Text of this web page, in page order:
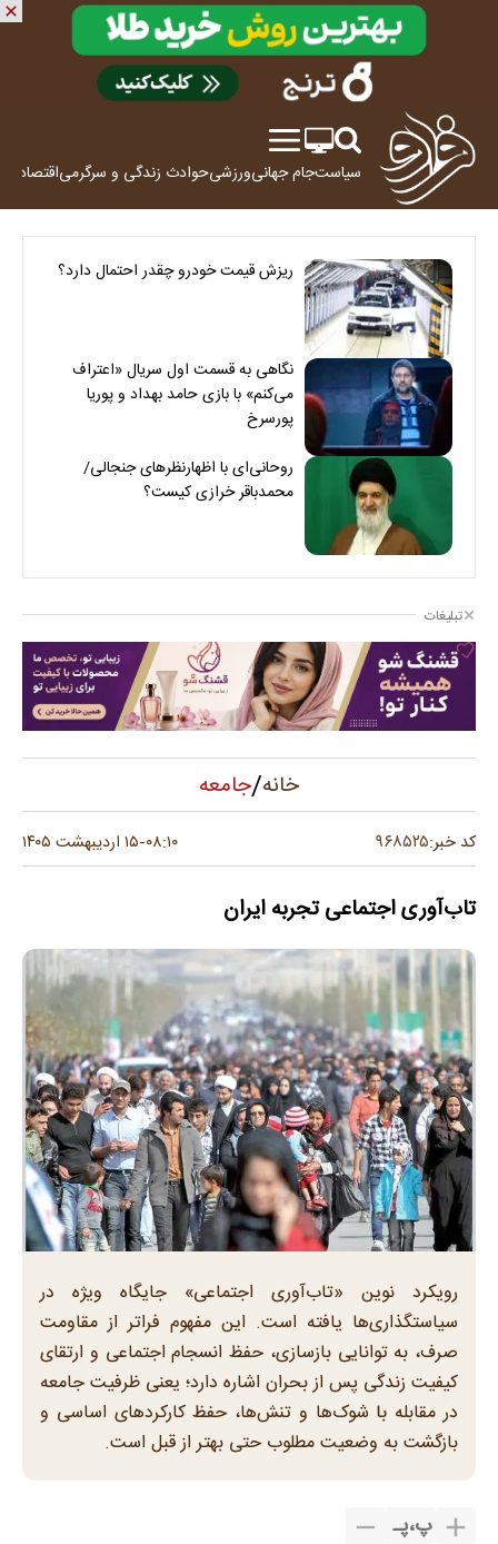
سیاستجام جهانیورزشیحوادث زندگی و سرگرمیاقتصاد
ریزش قیمت خودرو چقدر احتمال دارد؟
نگاهی به قسمت اول سریال «اعتراف
می‌کنم» با بازی حامد بهداد و پوریا
پورسرخ
روحانی‌ای با اظهارنظرهای جنجالی/
محمدباقر خرازی کیست؟
تبلیغات
خانه/جامعه
کد خبر:۹۶۸۵۲۵ ۰۸:۱۰-۱۵ اردیبهشت ۱۴۰۵
تاب‌آوری اجتماعی تجربه ایران
رویکرد نوین «تاب‌آوری اجتماعی» جایگاه ویژه‌ در
سیاستگذاری‌ها یافته است. این مفهوم فراتر از مقاومت
صرف، به توانایی بازسازی، حفظ انسجام اجتماعی و ارتقای
کیفیت زندگی پس از بحران اشاره دارد؛ یعنی ظرفیت جامعه
در مقابله با شوک‌ها و تنش‌ها، حفظ کارکردهای اساسی و
بازگشت به وضعیت مطلوب حتی بهتر از قبل است.
پ،پـ